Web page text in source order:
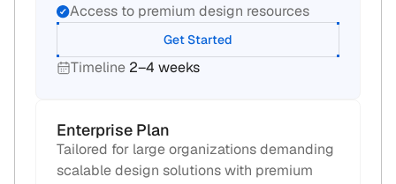
Access to premium design resources
Get Started
Timeline 2–4 weeks
Enterprise Plan
Tailored for large organizations demanding
scalable design solutions with premium